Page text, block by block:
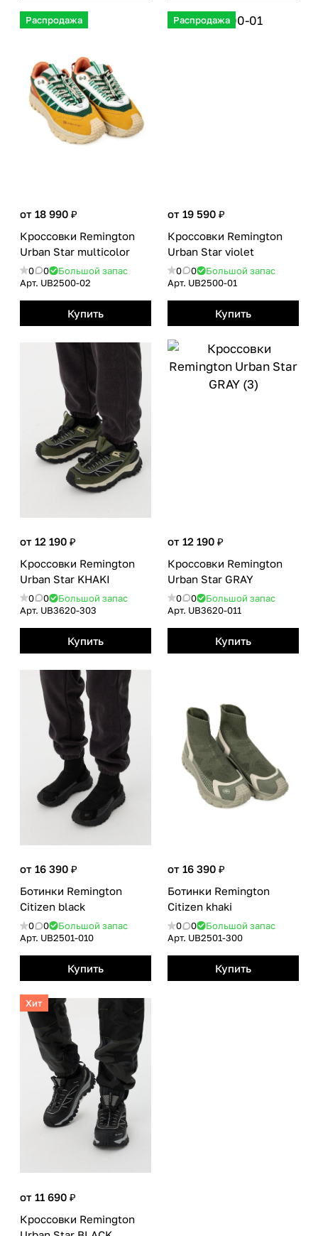
Распродажа
от 18 990 ₽
Кроссовки Remington
Urban Star multicolor
0 0
Большой запас
Арт. UB2500-02
Купить
Распродажа
от 19 590 ₽
Кроссовки Remington
Urban Star violet
0 0
Большой запас
Арт. UB2500-01
Купить
от 12 190 ₽
Кроссовки Remington
Urban Star KHAKI
0 0
Большой запас
Арт. UB3620-303
Купить
от 12 190 ₽
Кроссовки Remington
Urban Star GRAY
0 0
Большой запас
Арт. UB3620-011
Купить
от 16 390 ₽
Ботинки Remington
Citizen black
0 0
Большой запас
Арт. UB2501-010
Купить
от 16 390 ₽
Ботинки Remington
Citizen khaki
0 0
Большой запас
Арт. UB2501-300
Купить
Хит
от 11 690 ₽
Кроссовки Remington